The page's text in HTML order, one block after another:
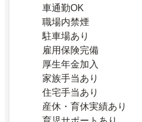
車通勤OK
職場内禁煙
駐車場あり
雇用保険完備
厚生年金加入
家族手当あり
住宅手当あり
産休・育休実績あり